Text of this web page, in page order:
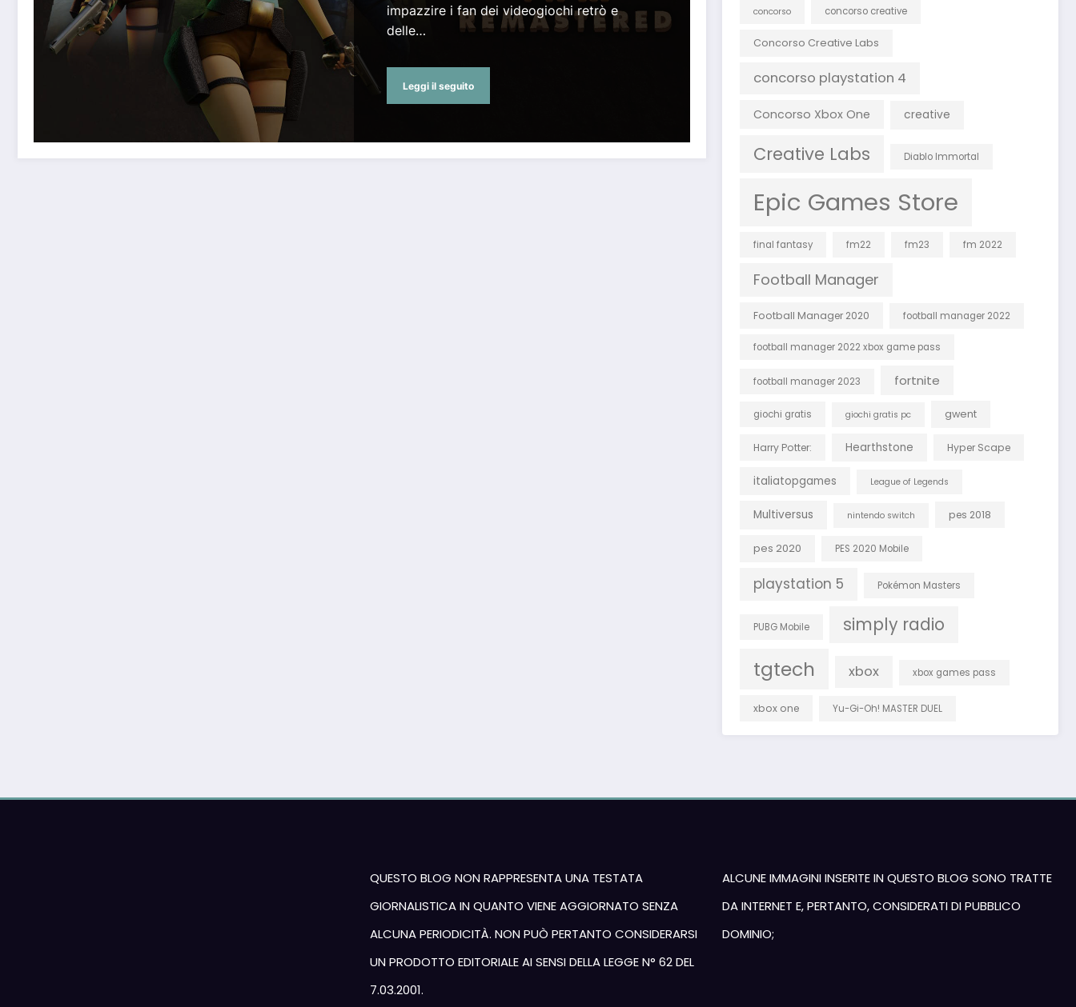
impazzire i fan dei videogiochi retrò e
delle…
Leggi il seguito
concorso concorso creative
Concorso Creative Labs
concorso playstation 4
Concorso Xbox One creative
Creative Labs Diablo Immortal
Epic Games Store
final fantasy fm22 fm23 fm 2022
Football Manager
Football Manager 2020 football manager 2022
football manager 2022 xbox game pass
football manager 2023 fortnite
giochi gratis giochi gratis pc gwent
Harry Potter: Hearthstone Hyper Scape
italiatopgames League of Legends
Multiversus nintendo switch pes 2018
pes 2020 PES 2020 Mobile
playstation 5 Pokémon Masters
PUBG Mobile simply radio
tgtech xbox xbox games pass
xbox one Yu-Gi-Oh! MASTER DUEL
QUESTO BLOG NON RAPPRESENTA UNA TESTATA
GIORNALISTICA IN QUANTO VIENE AGGIORNATO SENZA
ALCUNA PERIODICITÀ. NON PUÒ PERTANTO CONSIDERARSI
UN PRODOTTO EDITORIALE AI SENSI DELLA LEGGE N° 62 DEL
7.03.2001.
ALCUNE IMMAGINI INSERITE IN QUESTO BLOG SONO TRATTE
DA INTERNET E, PERTANTO, CONSIDERATI DI PUBBLICO
DOMINIO;